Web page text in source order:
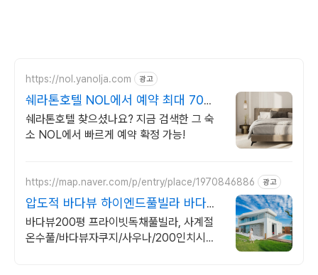
https://nol.yanolja.com 광고
쉐라톤호텔 NOL에서 예약 최대 70%
더블업 할인!
쉐라톤호텔 찾으셨나요? 지금 검색한 그 숙
소 NOL에서 빠르게 예약 확정 가능!
https://map.naver.com/p/entry/place/1970846886 광고
압도적 바다뷰 하이엔드풀빌라 바다뷰
자쿠지 상시 무료
바다뷰200평 프라이빗독채풀빌라, 사계절
온수풀/바다뷰자쿠지/사우나/200인치시네